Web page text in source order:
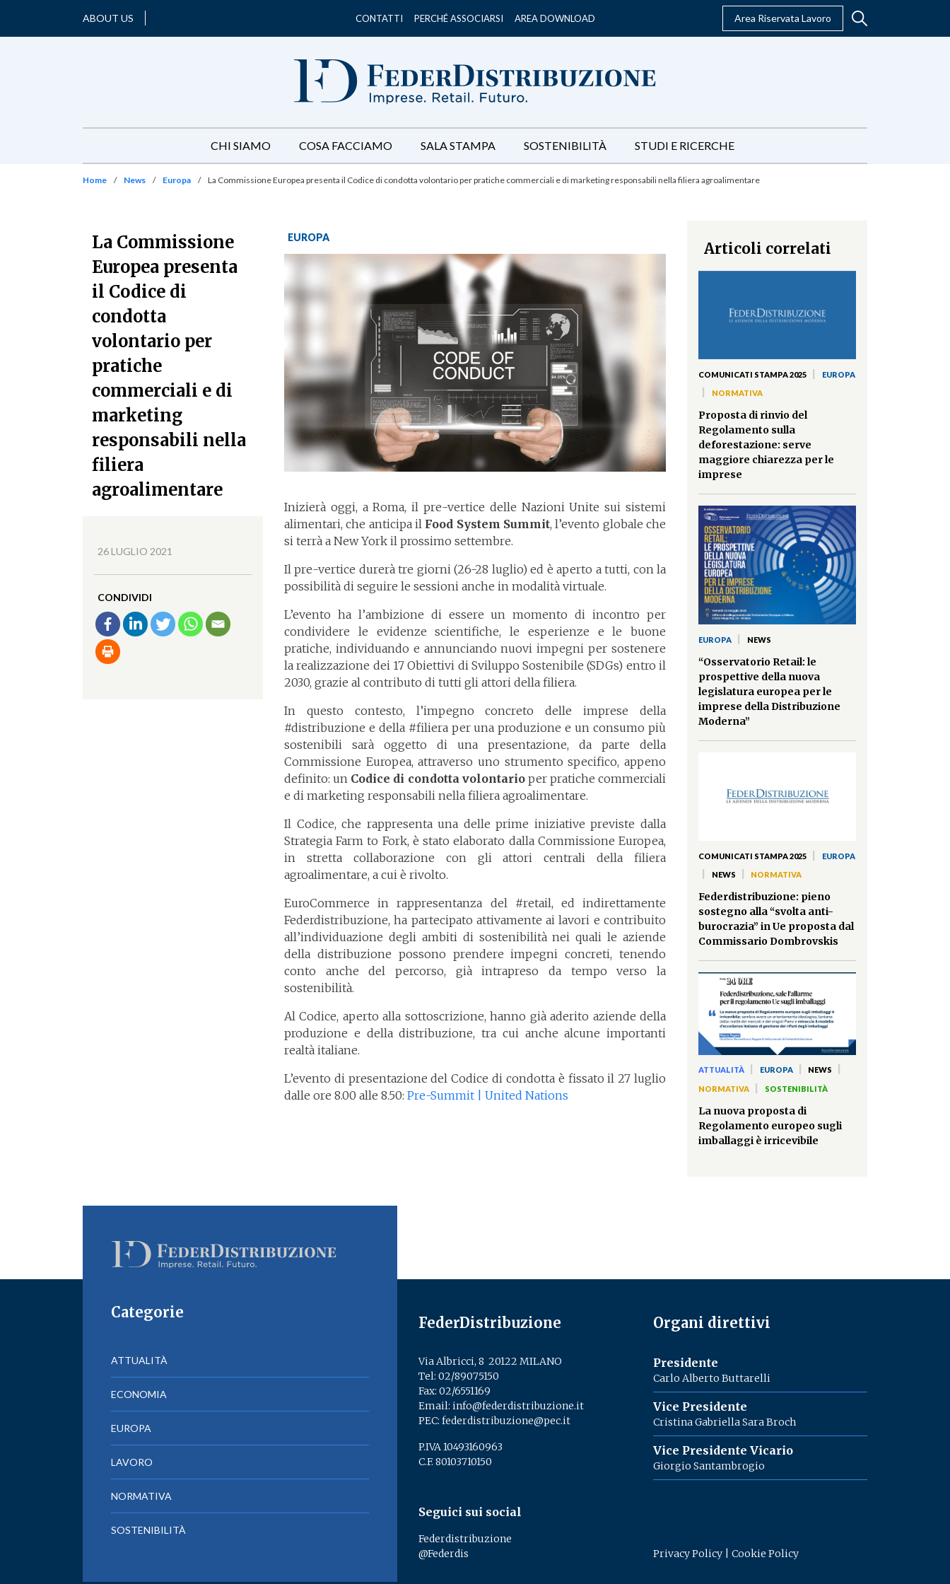
ABOUT US CONTATTI PERCHÉ ASSOCIARSI AREA DOWNLOAD Area Riservata Lavoro
CHI SIAMO COSA FACCIAMO SALA STAMPA SOSTENIBILITÀ STUDI E RICERCHE
Home / News / Europa / La Commissione Europea presenta il Codice di condotta volontario per pratiche commerciali e di marketing responsabili nella filiera agroalimentare
La Commissione
Europea presenta
il Codice di
condotta
volontario per
pratiche
commerciali e di
marketing
responsabili nella
filiera
agroalimentare
26 LUGLIO 2021
CONDIVIDI
EUROPA
Inizierà oggi, a Roma, il pre-vertice delle Nazioni Unite sui sistemi
alimentari, che anticipa il Food System Summit, l’evento globale che
si terrà a New York il prossimo settembre.
Il pre-vertice durerà tre giorni (26-28 luglio) ed è aperto a tutti, con la
possibilità di seguire le sessioni anche in modalità virtuale.
L’evento ha l’ambizione di essere un momento di incontro per
condividere le evidenze scientifiche, le esperienze e le buone
pratiche, individuando e annunciando nuovi impegni per sostenere
la realizzazione dei 17 Obiettivi di Sviluppo Sostenibile (SDGs) entro il
2030, grazie al contributo di tutti gli attori della filiera.
In questo contesto, l’impegno concreto delle imprese della
#distribuzione e della #filiera per una produzione e un consumo più
sostenibili sarà oggetto di una presentazione, da parte della
Commissione Europea, attraverso uno strumento specifico, appeno
definito: un Codice di condotta volontarioper pratiche commerciali
e di marketing responsabili nella filiera agroalimentare.
Il Codice, che rappresenta una delle prime iniziative previste dalla
Strategia Farm to Fork, è stato elaborato dalla Commissione Europea,
in stretta collaborazione con gli attori centrali della filiera
agroalimentare, a cui è rivolto.
EuroCommerce in rappresentanza del #retail, ed indirettamente
Federdistribuzione, ha partecipato attivamente ai lavori e contribuito
all’individuazione degli ambiti di sostenibilità nei quali le aziende
della distribuzione possono prendere impegni concreti, tenendo
conto anche del percorso, già intrapreso da tempo verso la
sostenibilità.
Al Codice, aperto alla sottoscrizione, hanno già aderito aziende della
produzione e della distribuzione, tra cui anche alcune importanti
realtà italiane.
L’evento di presentazione del Codice di condotta è fissato il 27 luglio
dalle ore 8.00 alle 8.50: Pre-Summit | United Nations
Articoli correlati
COMUNICATI STAMPA 2025 EUROPA
NORMATIVA
Proposta di rinvio del
Regolamento sulla
deforestazione: serve
maggiore chiarezza per le
imprese
EUROPA NEWS
“Osservatorio Retail: le
prospettive della nuova
legislatura europea per le
imprese della Distribuzione
Moderna”
COMUNICATI STAMPA 2025 EUROPA
NEWS NORMATIVA
Federdistribuzione: pieno
sostegno alla “svolta anti-
burocrazia” in Ue proposta dal
Commissario Dombrovskis
ATTUALITÀ EUROPA NEWS
NORMATIVA SOSTENIBILITÀ
La nuova proposta di
Regolamento europeo sugli
imballaggi è irricevibile
Categorie
ATTUALITÀ
ECONOMIA
EUROPA
LAVORO
NORMATIVA
SOSTENIBILITÀ
FederDistribuzione
Via Albricci, 8 ­ 20122 MILANO
Tel: 02/89075150
Fax: 02/6551169
Email: info@federdistribuzione.it
PEC: federdistribuzione@pec.it
P.IVA 10493160963
C.F. 80103710150
Seguici sui social
Federdistribuzione
@Federdis
Organi direttivi
Presidente
Carlo Alberto Buttarelli
Vice Presidente
Cristina Gabriella Sara Broch
Vice Presidente Vicario
Giorgio Santambrogio
Privacy Policy |Cookie Policy